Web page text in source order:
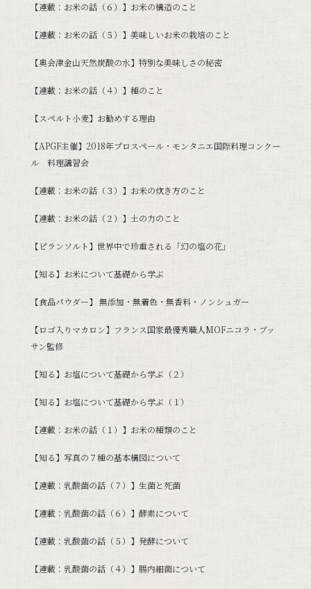
【連載：お米の話（６）】お米の構造のこと
【連載：お米の話（５）】美味しいお米の栽培のこと
【奥会津金山天然炭酸の水】特別な美味しさの秘密
【連載：お米の話（４）】種のこと
【スペルト小麦】お勧めする理由
【APGF主催】2018年プロスペール・モンタニエ国際料理コンクー
ル 料理講習会
【連載：お米の話（３）】お米の炊き方のこと
【連載：お米の話（２）】土の力のこと
【ピランソルト】世界中で珍重される「幻の塩の花」
【知る】お米について基礎から学ぶ
【食品パウダー】 無添加・無着色・無香料・ノンシュガー
【ロゴ入りマカロン】フランス国家最優秀職人MOFニコラ・ブッ
サン監修
【知る】お塩について基礎から学ぶ（２）
【知る】お塩について基礎から学ぶ（１）
【連載：お米の話（１）】お米の種類のこと
【知る】写真の７種の基本構図について
【連載：乳酸菌の話（７）】生菌と死菌
【連載：乳酸菌の話（６）】酵素について
【連載：乳酸菌の話（５）】発酵について
【連載：乳酸菌の話（４）】腸内細菌について